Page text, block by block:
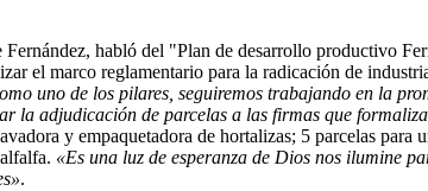
habló del "Plan de desarrollo productivo
el marco reglamentario para la radicación de
uno de los pilares, seguiremos trabajando en la
la adjudicación de parcelas a las firmas que
y empaquetadora de hortalizas; 5 parcelas
«Es una luz de esperanza de Dios nos ilumine
.